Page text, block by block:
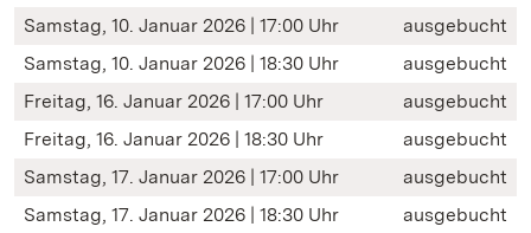
Samstag, 10. Januar 2026 | 17:00 Uhr
ausgebucht
Samstag, 10. Januar 2026 | 18:30 Uhr
ausgebucht
Freitag, 16. Januar 2026 | 17:00 Uhr
ausgebucht
Freitag, 16. Januar 2026 | 18:30 Uhr
ausgebucht
Samstag, 17. Januar 2026 | 17:00 Uhr
ausgebucht
Samstag, 17. Januar 2026 | 18:30 Uhr
ausgebucht